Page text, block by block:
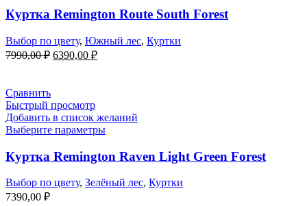
Куртка Remington Route South Forest
Выбор по цвету, Южный лес, Куртки
7990,00₽ Первоначальная
6390,00 ₽Текущая
Сравнить
Быстрый просмотр
Добавить в список желаний
Выберите параметры
Куртка Remington Raven Light Green Forest
Выбор по цвету, Зелёный лес, Куртки
7390,00 ₽